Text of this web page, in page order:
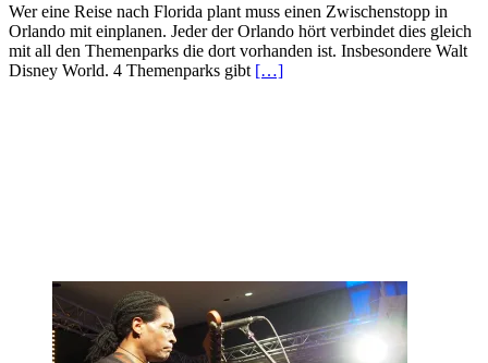
Wer eine Reise nach Florida plant muss einen Zwischenstopp in
Orlando mit einplanen. Jeder der Orlando hört verbindet dies gleich
mit all den Themenparks die dort vorhanden ist. Insbesondere Walt
Disney World. 4 Themenparks gibt […]